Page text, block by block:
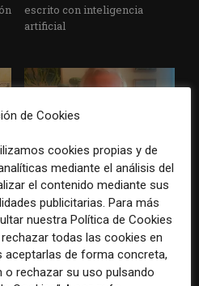
escrito con inteligencia
artificial
Paul Krugman alerta del
avance de los
multimillonarios sobre los
medios y las plataformas
de Cookies
cookies propias y de
mediante el análisis del
el contenido mediante sus
publicitarias. Para más
nuestra Política de Cookies
todas las cookies en
aceptarlas de forma concreta,
rechazar su uso pulsando